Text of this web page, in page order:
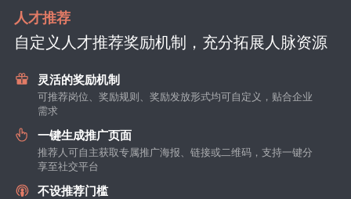
人才推荐
自定义人才推荐奖励机制，充分拓展人脉资源
灵活的奖励机制
可推荐岗位、奖励规则、奖励发放形式均可自定义，贴合企业
需求
一键生成推广页面
推荐人可自主获取专属推广海报、链接或二维码，支持一键分
享至社交平台
不设推荐门槛